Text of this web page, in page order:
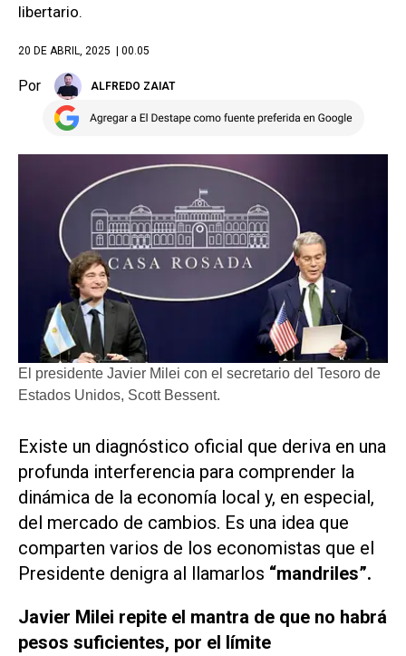
libertario.
20 DE ABRIL, 2025 | 00.05
Por ALFREDO ZAIAT
El presidente Javier Milei con el secretario del Tesoro de
Estados Unidos, Scott Bessent.
Existe un diagnóstico oficial que deriva en una
profunda interferencia para comprender la
dinámica de la economía local y, en especial,
del mercado de cambios. Es una idea que
comparten varios de los economistas que el
Presidente denigra al llamarlos “mandriles”.
Javier Milei repite el mantra de que no habrá
pesos suficientes, por el límite